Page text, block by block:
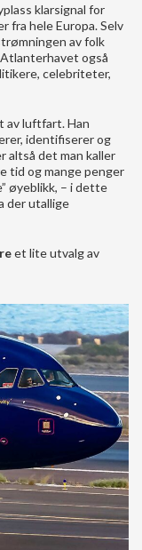
klarsignal for
fra hele Europa. Selv
av folk
også
celebriteter,
av luftfart. Han
identifiserer og
altså det man kaller
tid og mange penger
øyeblikk, – i dette
der utallige
et lite utvalg av